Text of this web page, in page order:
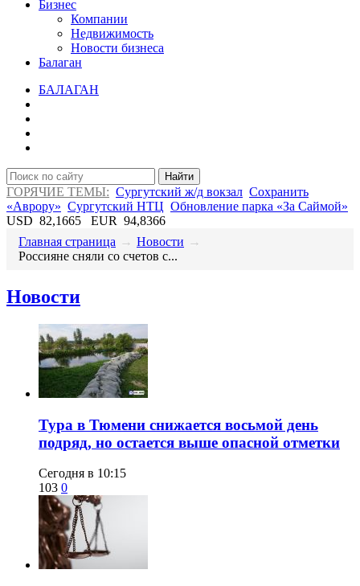
Бизнес
Компании
Недвижимость
Новости бизнеса
Балаган
БАЛАГАН
Найти
ГОРЯЧИЕ ТЕМЫ: Сургутский ж/д вокзал Сохранить
«Аврору» Сургутский НТЦ Обновление парка «За Саймой»
USD 82,1665 EUR 94,8366
Главная страница → Новости →
Россияне сняли со счетов с...
Новости
Тура в Тюмени снижается восьмой день
подряд, но остается выше опасной отметки
Сегодня в 10:15
103 0